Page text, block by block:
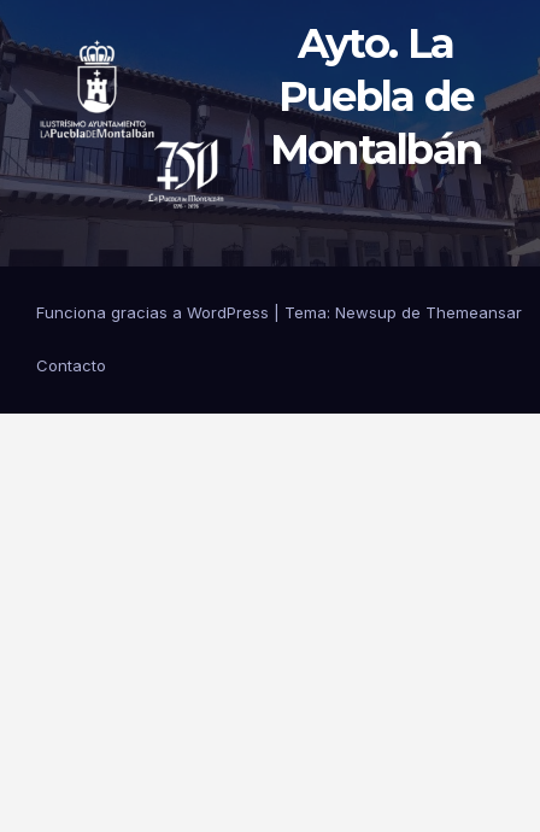
Ayto. La
Puebla de
Montalbán
Funciona gracias a WordPress Tema: Newsup de Themeansar
Contacto